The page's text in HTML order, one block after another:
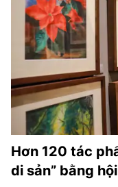
Hơn 120 tác
di sản” bằng